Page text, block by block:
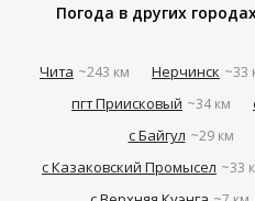
Погода в других
Чита ~243 км Нерчинск ~33
пгт Приисковый ~34 км
с Байгул ~29 км
с Казаковский Промысел ~33